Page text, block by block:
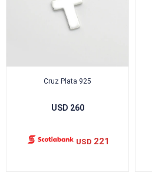
Cruz Plata 925
USD 260
USD 221